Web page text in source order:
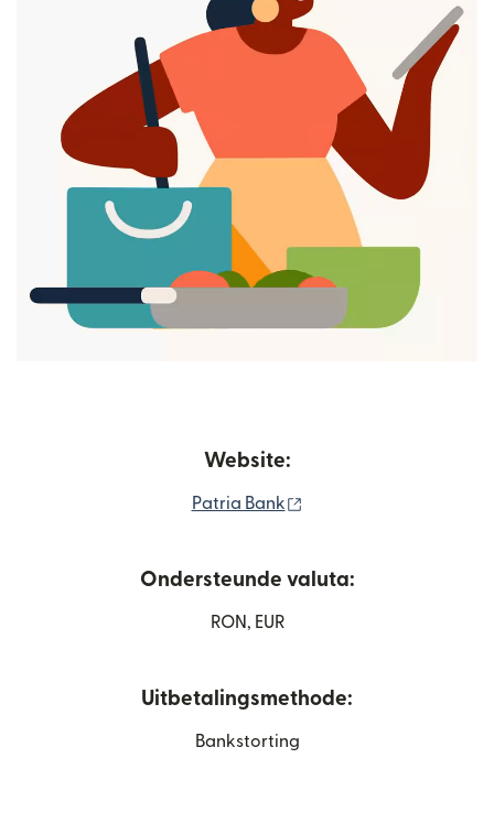
Website:
Patria Bank
Ondersteunde valuta:
RON, EUR
Uitbetalingsmethode:
Bankstorting